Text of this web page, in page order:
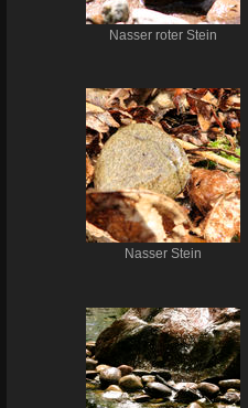
Nasser roter Stein
Nasser Stein